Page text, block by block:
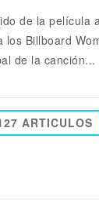
de la película
los Billboard
de la canción...
ARTICULOS